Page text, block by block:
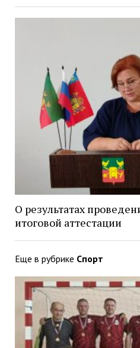
О результатах
итоговой аттестации
Еще в рубрике Спорт